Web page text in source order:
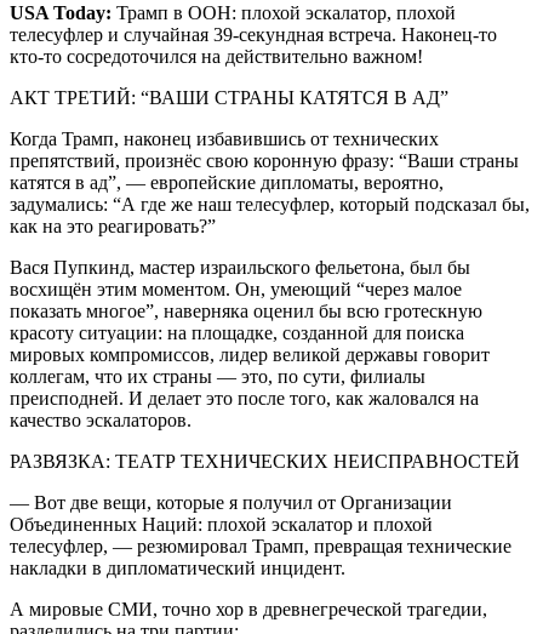
USA Today: Трамп в ООН: плохой эскалатор, плохой
телесуфлер и случайная 39-секундная встреча. Наконец-то
кто-то сосредоточился на действительно важном!
АКТ ТРЕТИЙ: “ВАШИ СТРАНЫ КАТЯТСЯ В АД”
Когда Трамп, наконец избавившись от технических
препятствий, произнёс свою коронную фразу: “Ваши страны
катятся в ад”, — европейские дипломаты, вероятно,
задумались: “А где же наш телесуфлер, который подсказал бы,
как на это реагировать?”
Вася Пупкинд, мастер израильского фельетона, был бы
восхищён этим моментом. Он, умеющий “через малое
показать многое”, наверняка оценил бы всю гротескную
красоту ситуации: на площадке, созданной для поиска
мировых компромиссов, лидер великой державы говорит
коллегам, что их страны — это, по сути, филиалы
преисподней. И делает это после того, как жаловался на
качество эскалаторов.
РАЗВЯЗКА: ТЕАТР ТЕХНИЧЕСКИХ НЕИСПРАВНОСТЕЙ
— Вот две вещи, которые я получил от Организации
Объединенных Наций: плохой эскалатор и плохой
телесуфлер, — резюмировал Трамп, превращая технические
накладки в дипломатический инцидент.
А мировые СМИ, точно хор в древнегреческой трагедии,